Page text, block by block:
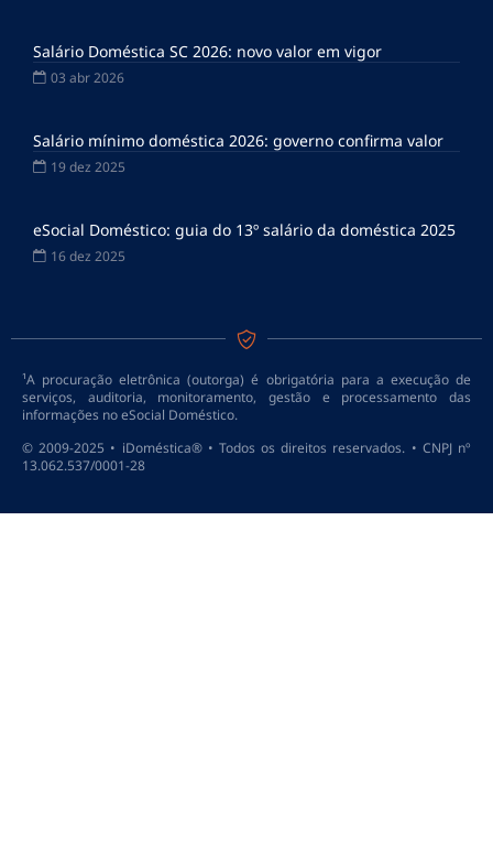
Salário Doméstica SC 2026: novo valor em vigor
03 abr 2026
Salário mínimo doméstica 2026: governo confirma valor
19 dez 2025
eSocial Doméstico: guia do 13º salário da doméstica 2025
16 dez 2025
¹A procuração eletrônica (outorga) é obrigatória para a execução de
serviços, auditoria, monitoramento, gestão e processamento das
informações no eSocial Doméstico.
© 2009-2025 • iDoméstica® • Todos os direitos reservados. • CNPJ nº
13.062.537/0001-28